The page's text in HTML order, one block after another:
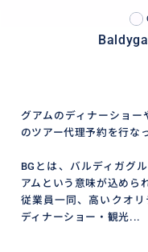
グアムのディナーショー
のツアー代理予約を行な
BGとは、バルディガグ
アムという意味が込めら
従業員一同、高いクオ
ディナーショー・観光...